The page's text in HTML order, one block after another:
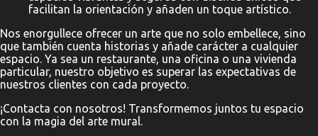
facilitan la orientación y añaden un toque artístico.
Nos enorgullece ofrecer un arte que no solo embellece, sino
que también cuenta historias y añade carácter a cualquier
espacio. Ya sea un restaurante, una oficina o una vivienda
particular, nuestro objetivo es superar las expectativas de
nuestros clientes con cada proyecto.
¡Contacta con nosotros! Transformemos juntos tu espacio
con la magia del arte mural.